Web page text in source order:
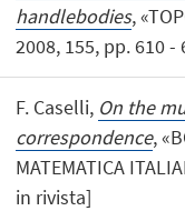
handlebodies,
2008, 155, pp. 610
F. Caselli, On the
correspondence,
MATEMATICA
in rivista]